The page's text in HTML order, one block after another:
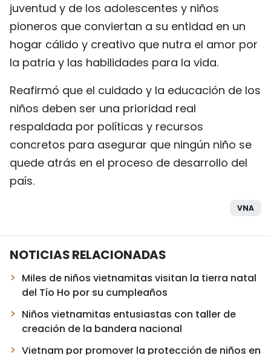
juventud y de los adolescentes y niños
pioneros que conviertan a su entidad en un
hogar cálido y creativo que nutra el amor por
la patria y las habilidades para la vida.
Reafirmó que el cuidado y la educación de los
niños deben ser una prioridad real
respaldada por políticas y recursos
concretos para asegurar que ningún niño se
quede atrás en el proceso de desarrollo del
país.
VNA
NOTICIAS RELACIONADAS
Miles de niños vietnamitas visitan la tierra natal
del Tío Ho por su cumpleaños
Niños vietnamitas entusiastas con taller de
creación de la bandera nacional
Vietnam por promover la protección de niños en